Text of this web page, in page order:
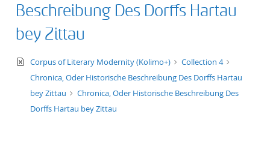
Beschreibung Des Dorffs Hartau
bey Zittau
text/xml
Corpus of Literary Modernity (Kolimo+)
Collection 4
Chronica, Oder Historische Beschreibung Des Dorffs Hartau
bey Zittau
Chronica, Oder Historische Beschreibung Des
Dorffs Hartau bey Zittau